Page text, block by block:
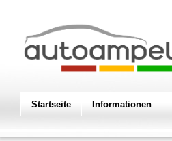
Startseite Informationen